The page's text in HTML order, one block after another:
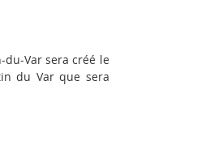
du-Var sera créé le
du Var que sera